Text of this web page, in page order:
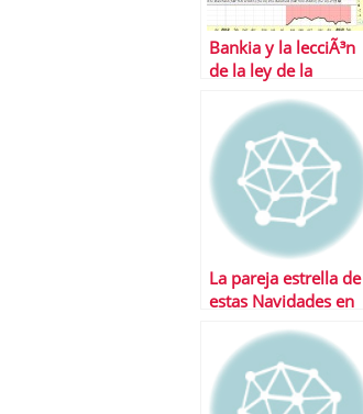
Bankia y la lecciÃ³n
de la ley de la
bajistas
La pareja estrella de
estas Navidades en